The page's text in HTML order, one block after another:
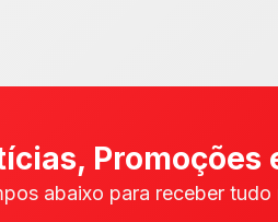
abaixo para receber